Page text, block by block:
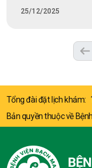
25/12/2025
Tổng đài đặt lịch khám:
Bản quyền thuộc về